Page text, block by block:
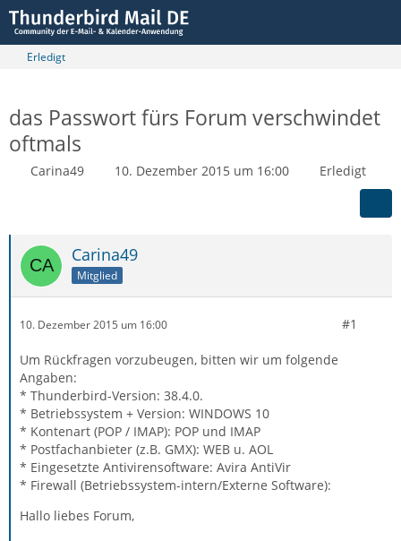
Erledigt
das Passwort fürs Forum verschwindet
oftmals
Carina49 10. Dezember 2015 um 16:00 Erledigt
Carina49
Mitglied
10. Dezember 2015 um 16:00 #1
Um Rückfragen vorzubeugen, bitten wir um folgende
Angaben:
* Thunderbird-Version: 38.4.0.
* Betriebssystem + Version: WINDOWS 10
* Kontenart (POP / IMAP): POP und IMAP
* Postfachanbieter (z.B. GMX): WEB u. AOL
* Eingesetzte Antivirensoftware: Avira AntiVir
* Firewall (Betriebssystem-intern/Externe Software):
Hallo liebes Forum,